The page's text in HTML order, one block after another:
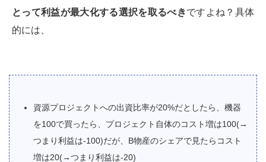
とって利益が最大化する選択を取るべきですよね？具体
的には、
資源プロジェクトへの出資比率が20%だとしたら、機器
を100で買ったら、プロジェクト自体のコスト増は100(→
つまり利益は-100)だが、B物産のシェアで見たらコスト
増は20(→つまり利益は-20)